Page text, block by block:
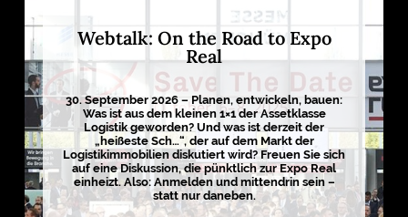
s
L
o
i
t
i
k
r
e
g
i
o
n
e
Webtalk: On the Road to Expo
Real
30. September 2026 – Planen, entwickeln, bauen:
Was ist aus dem kleinen 1×1 der Assetklasse
Logistik geworden? Und was ist derzeit der
„heißeste Sch…“, der auf dem Markt der
Logistikimmobilien diskutiert wird? Freuen Sie sich
auf eine Diskussion, die pünktlich zur Expo Real
einheizt. Also: Anmelden und mittendrin sein –
statt nur daneben.